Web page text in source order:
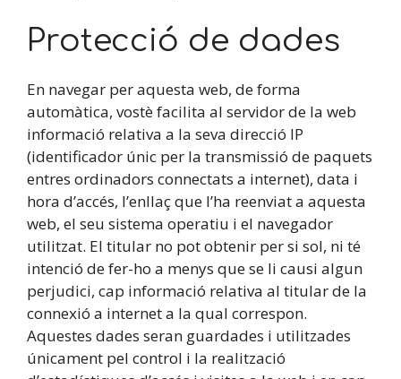
Protecció de dades
En navegar per aquesta web, de forma
automàtica, vostè facilita al servidor de la web
informació relativa a la seva direcció IP
(identificador únic per la transmissió de paquets
entres ordinadors connectats a internet), data i
hora d’accés, l’enllaç que l’ha reenviat a aquesta
web, el seu sistema operatiu i el navegador
utilitzat. El titular no pot obtenir per si sol, ni té
intenció de fer-ho a menys que se li causi algun
perjudici, cap informació relativa al titular de la
connexió a internet a la qual correspon.
Aquestes dades seran guardades i utilitzades
únicament pel control i la realització